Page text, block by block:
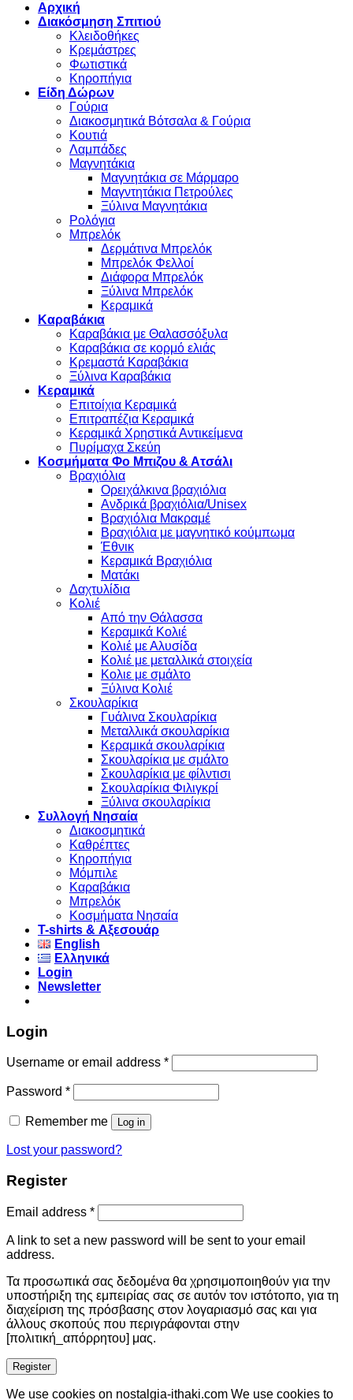
Αρχική
Διακόσμηση Σπιτιού
Κλειδοθήκες
Κρεμάστρες
Φωτιστικά
Κηροπήγια
Είδη Δώρων
Γούρια
Διακοσμητικά Βότσαλα & Γούρια
Κουτιά
Λαμπάδες
Μαγνητάκια
Μαγνητάκια σε Μάρμαρο
Μαγντητάκια Πετρούλες
Ξύλινα Μαγνητάκια
Ρολόγια
Μπρελόκ
Δερμάτινα Μπρελόκ
Μπρελόκ Φελλοί
Διάφορα Μπρελόκ
Ξύλινα Μπρελόκ
Κεραμικά
Καραβάκια
Καραβάκια με Θαλασσόξυλα
Καραβάκια σε κορμό ελιάς
Κρεμαστά Καραβάκια
Ξύλινα Καραβάκια
Κεραμικά
Επιτοίχια Κεραμικά
Επιτραπέζια Κεραμικά
Κεραμικά Χρηστικά Αντικείμενα
Πυρίμαχα Σκεύη
Κοσμήματα Φο Μπιζου & Ατσάλι
Βραχιόλια
Oρειχάλκινα βραχιόλια
Ανδρικά βραχιόλια/Unisex
Βραχιόλια Μακραμέ
Βραχιόλια με μαγνητικό κούμπωμα
Έθνικ
Κεραμικά Βραχιόλια
Ματάκι
Δαχτυλίδια
Κολιέ
Από την Θάλασσα
Κεραμικά Κολιέ
Κολιέ με Αλυσίδα
Κολιέ με μεταλλικά στοιχεία
Κολιε με σμάλτο
Ξύλινα Κολιέ
Σκουλαρίκια
Γυάλινα Σκουλαρίκια
Μεταλλικά σκουλαρίκια
Κεραμικά σκουλαρίκια
Σκουλαρίκια με σμάλτο
Σκουλαρίκια με φίλντισι
Σκουλαρίκια Φιλιγκρί
Ξύλινα σκουλαρίκια
Συλλογή Νησαία
Διακοσμητικά
Καθρέπτες
Κηροπήγια
Μόμπιλε
Καραβάκια
Μπρελόκ
Κοσμήματα Νησαία
Τ-shirts & Αξεσουάρ
English
Ελληνικά
Login
Newsletter
Login
Username or email address *
Password *
Remember me Log in
Lost your password?
Register
Email address *
A link to set a new password will be sent to your email
address.
Τα προσωπικά σας δεδομένα θα χρησιμοποιηθούν για την
υποστήριξη της εμπειρίας σας σε αυτόν τον ιστότοπο, για τη
διαχείριση της πρόσβασης στον λογαριασμό σας και για
άλλους σκοπούς που περιγράφονται στην
[πολιτική_απόρρητου] μας.
Register
We use cookies on nostalgia-ithaki.com We use cookies to